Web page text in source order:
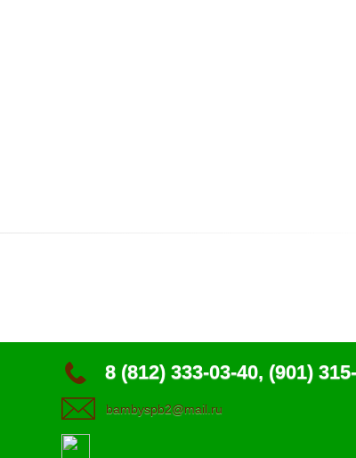
8 (812) 333-03-40, (901)
bambyspb2@mail.ru